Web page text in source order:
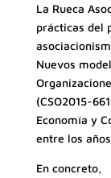
La Rueca
prácticas del
Nuevos
(CSO2015-
Economía y
entre los
En concreto,